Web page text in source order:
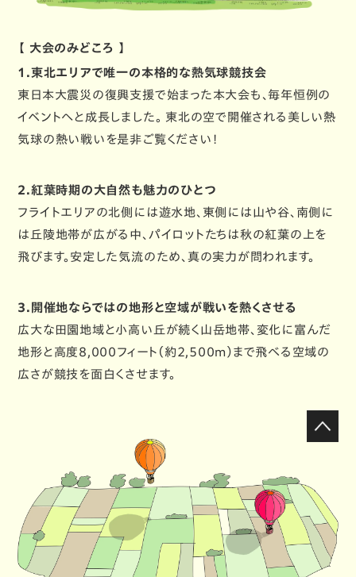
【 大会のみどころ 】
1.東北エリアで唯一の本格的な熱気球競技会
東日本大震災の復興支援で始まった本大会も、毎年恒例の
イベントへと成長しました。 東北の空で開催される美しい熱
気球の熱い戦いを是非ご覧ください！
2.紅葉時期の大自然も魅力のひとつ
フライトエリアの北側には遊水地、東側には山や谷、南側に
は丘陵地帯が広がる中、パイロットたちは秋の紅葉の上を
飛びます。安定した気流のため、真の実力が問われます。
3.開催地ならではの地形と空域が戦いを熱くさせる
広大な田園地域と小高い丘が続く山岳地帯、変化に富んだ
地形と高度8,000フィート（約2,500m）まで飛べる空域の
広さが競技を面白くさせます。